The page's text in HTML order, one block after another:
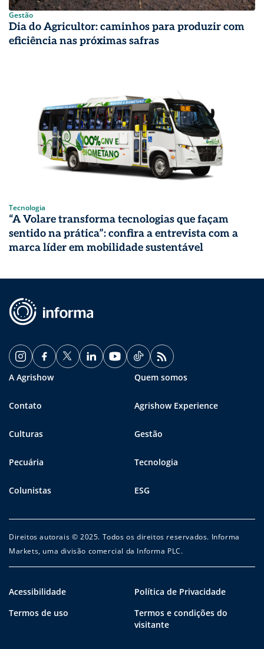
Gestão
Dia do Agricultor: caminhos para produzir com
eficiência nas próximas safras
Tecnologia
“A Volare transforma tecnologias que façam
sentido na prática”: confira a entrevista com a
marca líder em mobilidade sustentável
A Agrishow Quem somos
Contato Agrishow Experience
Culturas Gestão
Pecuária Tecnologia
Colunistas ESG
Direitos autorais © 2025. Todos os direitos reservados. Informa
Markets, uma divisão comercial da Informa PLC.
Acessibilidade
Política de Privacidade
Termos de uso
Termos e condições do
visitante